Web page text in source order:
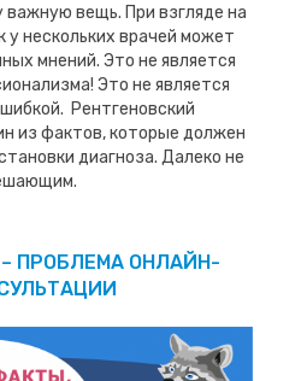
важную вещь. При взгляде на
у нескольких врачей может
мнений. Это не является
Это не является
Рентгеновский
из фактов, которые должен
диагноза. Далеко не
ПРОБЛЕМА ОНЛАЙН-